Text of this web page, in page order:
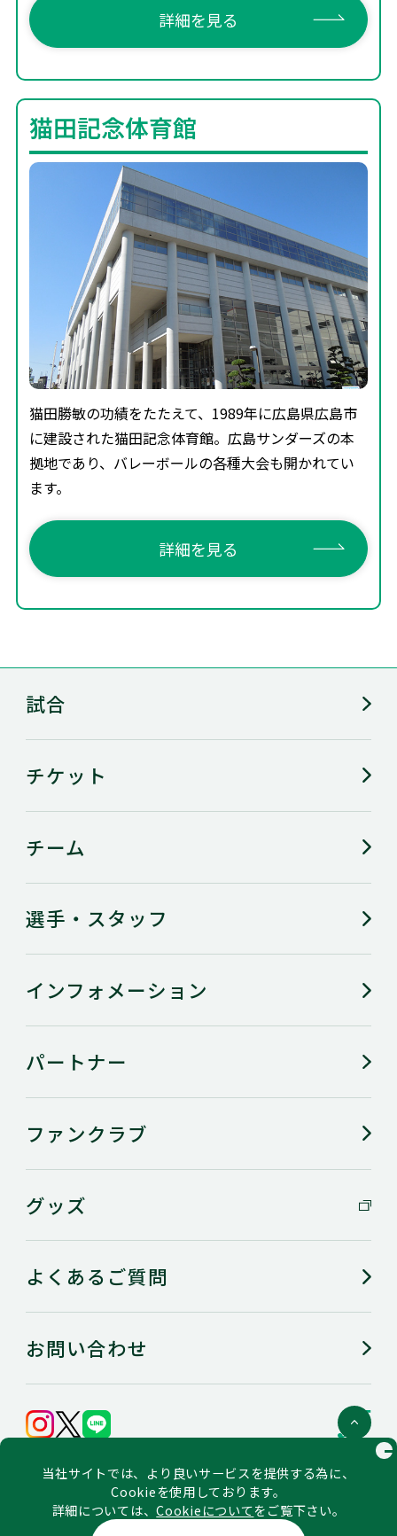
当社サイトでは、より良いサービスを提供する為に、
Cookieを使用しております。
詳細については、Cookieについてをご覧下さい。
詳細を見る
猫田記念体育館
猫田勝敏の功績をたたえて、1989年に広島県広島市
に建設された猫田記念体育館。広島サンダーズの本
拠地であり、バレーボールの各種大会も開かれてい
ます。
詳細を見る
試合
チケット
チーム
選手・スタッフ
インフォメーション
パートナー
ファンクラブ
グッズ
よくあるご質問
お問い合わせ
個人情報の保護に関するステートメント
ご利用にあたってのお願い（利用規約）
ソーシャルメディア公式アカウント一覧・ポリシー